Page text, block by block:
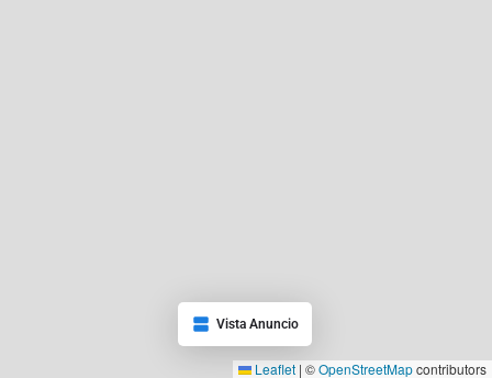
Leaflet | ©OpenStreetMapcontributors
Vista Anuncio